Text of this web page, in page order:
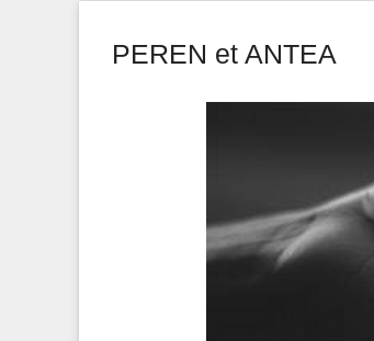
PEREN et ANTEA